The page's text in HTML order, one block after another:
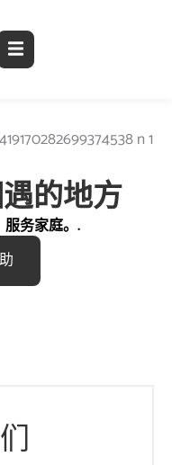
的地方
务家庭。.